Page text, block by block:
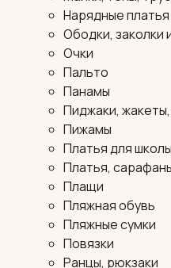
Нарядные
Ободки, заколки
Очки
Пальто
Панамы
Пиджаки,
Пижамы
Платья для школы
Платья,
Плащи
Пляжная обувь
Пляжные сумки
Повязки
Ранцы, рюкзаки